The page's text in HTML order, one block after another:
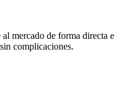
mercado de forma directa e
complicaciones.